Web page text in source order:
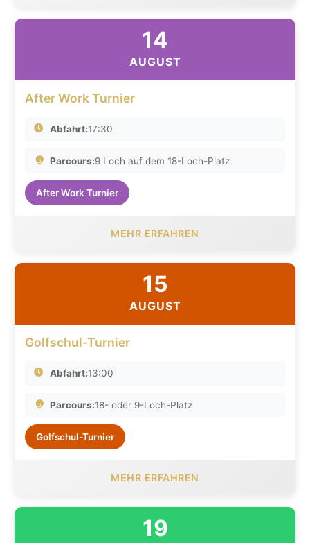
14
AUGUST
After Work Turnier
Abfahrt:17:30
Parcours:9 Loch auf dem 18-Loch-Platz
After Work Turnier
MEHR ERFAHREN
15
AUGUST
Golfschul-Turnier
Abfahrt:13:00
Parcours:18- oder 9-Loch-Platz
Golfschul-Turnier
MEHR ERFAHREN
19